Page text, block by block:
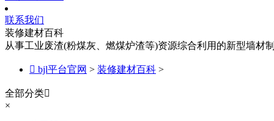
联系我们
装修建材百科
从事工业废渣(粉煤灰、燃煤炉渣等)资源综合利用的新型墙材
 bjl平台官网 > 装修建材百科 >
全部分类
×